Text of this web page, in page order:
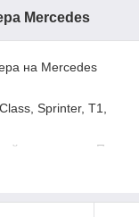
Mercedes
на Mercedes
Sprinter, T1,
асортимент. Про
за телефоном.
Febi, Ruville, INA